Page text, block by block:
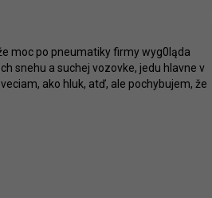
moc po pneumatiky firmy wyg0ląda
snehu a suchej vozovke, jedu hlavne v
ako hluk, atď, ale pochybujem, že